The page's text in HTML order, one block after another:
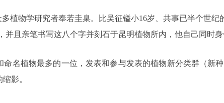
植物学研究者奉若圭臬。比吴征镒小16岁、共事已半个世
并且亲笔书写这八个字并刻石于昆明植物所内，他自己同时
名植物最多的一位，发表和参与发表的植物新分类群（新
影。